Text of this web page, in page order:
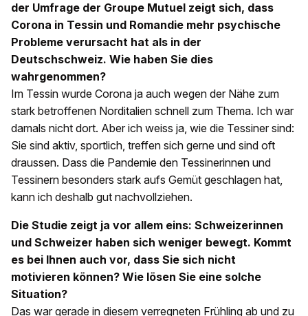
der Umfrage der Groupe Mutuel zeigt sich, dass
Corona in Tessin und Romandie mehr psychische
Probleme verursacht hat als in der
Deutschschweiz. Wie haben Sie dies
wahrgenommen?
Im Tessin wurde Corona ja auch wegen der Nähe zum
stark betroffenen Norditalien schnell zum Thema. Ich war
damals nicht dort. Aber ich weiss ja, wie die Tessiner sind:
Sie sind aktiv, sportlich, treffen sich gerne und sind oft
draussen. Dass die Pandemie den Tessinerinnen und
Tessinern besonders stark aufs Gemüt geschlagen hat,
kann ich deshalb gut nachvollziehen.
Die Studie zeigt ja vor allem eins: Schweizerinnen
und Schweizer haben sich weniger bewegt. Kommt
es bei Ihnen auch vor, dass Sie sich nicht
motivieren können? Wie lösen Sie eine solche
Situation?
Das war gerade in diesem verregneten Frühling ab und zu